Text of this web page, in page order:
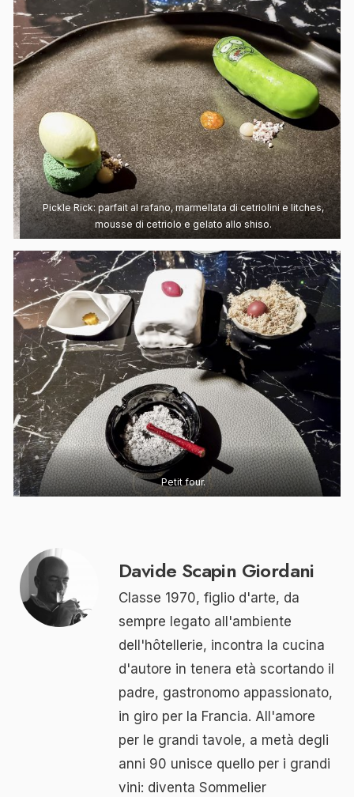
Pickle Rick: parfait al rafano, marmellata di cetriolini e litches,
mousse di cetriolo e gelato allo shiso.
Petit four.
Davide Scapin Giordani
Classe 1970, figlio d'arte, da
sempre legato all'ambiente
dell'hôtellerie, incontra la cucina
d'autore in tenera età scortando il
padre, gastronomo appassionato,
in giro per la Francia. All'amore
per le grandi tavole, a metà degli
anni 90 unisce quello per i grandi
vini: diventa Sommelier